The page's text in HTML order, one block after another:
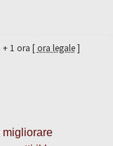
migliorare
+ 1 ora [ora legale]